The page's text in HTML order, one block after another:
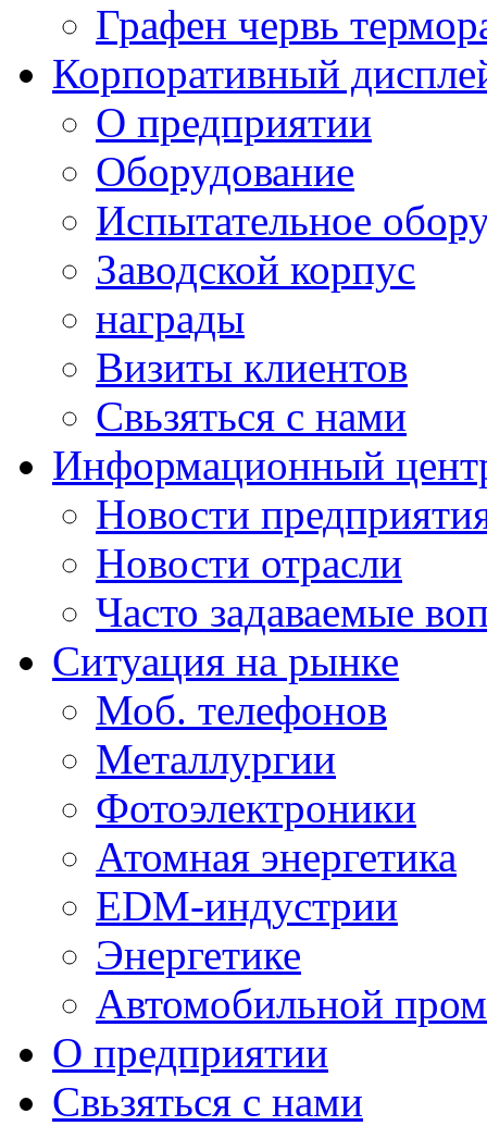
Графен червь
Корпоративный
О предприятии
Оборудование
Испытательное
Заводской корпус
награды
Визиты клиентов
Свьзяться с нами
Информационный
Новости
Новости отрасли
Часто задаваемые
Ситуация на рынке
Моб. телефонов
Металлургии
Фотоэлектроники
Атомная энергетика
EDM-индустрии
Энергетике
Автомобильной
О предприятии
Свьзяться с нами